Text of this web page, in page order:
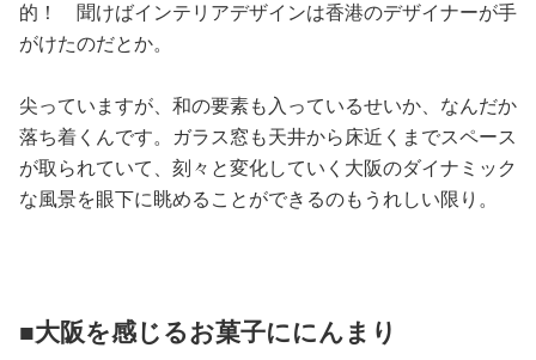
的！ 聞けばインテリアデザインは香港のデザイナーが手
がけたのだとか。
尖っていますが、和の要素も入っているせいか、なんだか
落ち着くんです。ガラス窓も天井から床近くまでスペース
が取られていて、刻々と変化していく大阪のダイナミック
な風景を眼下に眺めることができるのもうれしい限り。
■大阪を感じるお菓子ににんまり